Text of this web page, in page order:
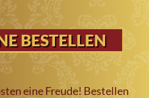
BESTELLEN
eine Freude! Bestellen